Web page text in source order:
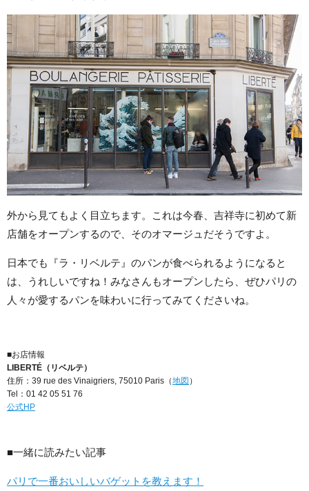
外から見てもよく目立ちます。これは今春、吉祥寺に初めて新
店舗をオープンするので、そのオマージュだそうですよ。
日本でも『ラ・リベルテ』のパンが食べられるようになると
は、うれしいですね！みなさんもオープンしたら、ぜひパリの
人々が愛するパンを味わいに行ってみてくださいね。
■お店情報
LIBERTÉ（リベルテ）
住所：39 rue des Vinaigriers, 75010 Paris（地図 ）
Tel：01 42 05 51 76
公式HP
■一緒に読みたい記事
パリで一番おいしいバゲットを教えます！